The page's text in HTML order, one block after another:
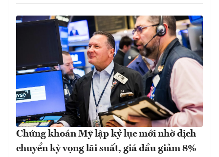
Chứng khoán Mỹ lập kỷ lục mới nhờ dịch
chuyển kỳ vọng lãi suất, giá dầu giảm 8%